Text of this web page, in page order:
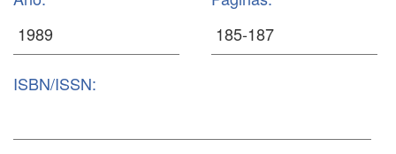
ISBN/ISSN: